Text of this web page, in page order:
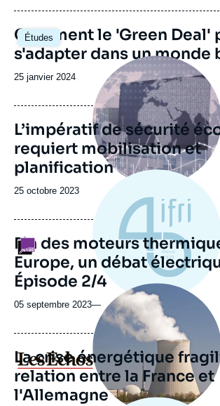
publication
Études
Image
principale
Comment le 'Green Deal'
s'adapter dans un monde
Date
publication
25 janvier 2024
Image
principale
L’impératif de sécurité
requiert mobilisation et
planification
Date
publication
25 octobre 2023
Logo
Fin des moteurs
Europe, un débat
Épisode 2/4
05 septembre 2023—
Logo
Image
principale
médiatique
La crise énergétique
relation entre la France et
l'Allemagne